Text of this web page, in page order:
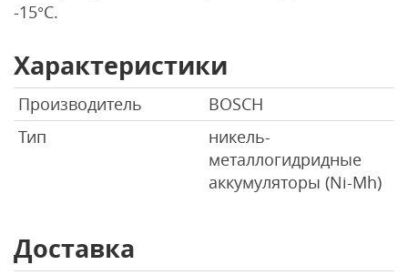
-15°С.
Характеристики
Производитель
BOSCH
Тип
никель-
металлогидридные
аккумуляторы (Ni-Mh)
Доставка